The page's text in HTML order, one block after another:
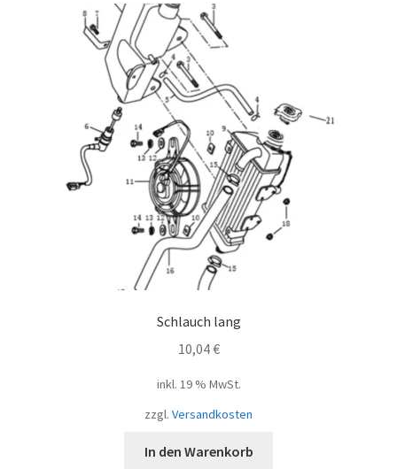
Schlauch lang
10,04€
inkl. 19 % MwSt.
zzgl. Versandkosten
In den Warenkorb